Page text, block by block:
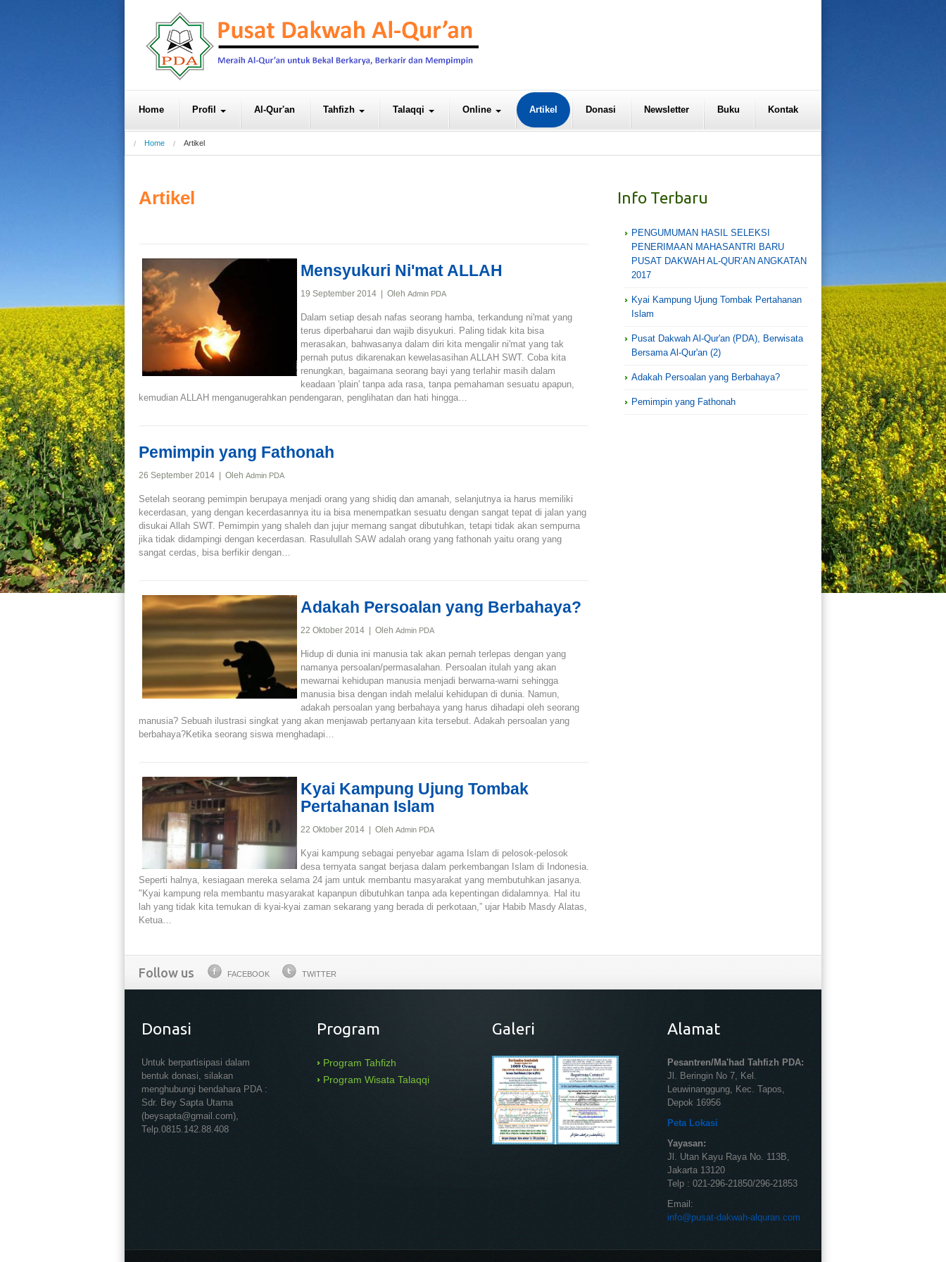
Home Profil Al-Qur'an Tahfizh Talaqqi Online Artikel Donasi Newsletter Buku Kontak
Home Artikel
Artikel
Mensyukuri Ni'mat ALLAH
19 September 2014 | Oleh Admin PDA
Dalam setiap desah nafas seorang hamba, terkandung ni'mat yang
terus diperbaharui dan wajib disyukuri. Paling tidak kita bisa
merasakan, bahwasanya dalam diri kita mengalir ni'mat yang tak
pernah putus dikarenakan kewelasasihan ALLAH SWT. Coba kita
renungkan, bagaimana seorang bayi yang terlahir masih dalam
keadaan 'plain' tanpa ada rasa, tanpa pemahaman sesuatu apapun,
kemudian ALLAH menganugerahkan pendengaran, penglihatan dan hati hingga…
Pemimpin yang Fathonah
26 September 2014 | Oleh Admin PDA
Setelah seorang pemimpin berupaya menjadi orang yang shidiq dan amanah, selanjutnya ia harus memiliki
kecerdasan, yang dengan kecerdasannya itu ia bisa menempatkan sesuatu dengan sangat tepat di jalan yang
disukai Allah SWT. Pemimpin yang shaleh dan jujur memang sangat dibutuhkan, tetapi tidak akan sempurna
jika tidak didampingi dengan kecerdasan. Rasulullah SAW adalah orang yang fathonah yaitu orang yang
sangat cerdas, bisa berfikir dengan…
Adakah Persoalan yang Berbahaya?
22 Oktober 2014 | Oleh Admin PDA
Hidup di dunia ini manusia tak akan pernah terlepas dengan yang
namanya persoalan/permasalahan. Persoalan itulah yang akan
mewarnai kehidupan manusia menjadi berwarna-warni sehingga
manusia bisa dengan indah melalui kehidupan di dunia. Namun,
adakah persoalan yang berbahaya yang harus dihadapi oleh seorang
manusia? Sebuah ilustrasi singkat yang akan menjawab pertanyaan kita tersebut. Adakah persoalan yang
berbahaya?Ketika seorang siswa menghadapi…
Kyai Kampung Ujung Tombak
Pertahanan Islam
22 Oktober 2014 | Oleh Admin PDA
Kyai kampung sebagai penyebar agama Islam di pelosok-pelosok
desa ternyata sangat berjasa dalam perkembangan Islam di Indonesia.
Seperti halnya, kesiagaan mereka selama 24 jam untuk membantu masyarakat yang membutuhkan jasanya.
"Kyai kampung rela membantu masyarakat kapanpun dibutuhkan tanpa ada kepentingan didalamnya. Hal itu
lah yang tidak kita temukan di kyai-kyai zaman sekarang yang berada di perkotaan,” ujar Habib Masdy Alatas,
Ketua…
Info Terbaru
PENGUMUMAN HASIL SELEKSI
PENERIMAAN MAHASANTRI BARU
PUSAT DAKWAH AL-QUR’AN ANGKATAN
2017
Kyai Kampung Ujung Tombak Pertahanan
Islam
Pusat Dakwah Al-Qur'an (PDA), Berwisata
Bersama Al-Qur'an (2)
Adakah Persoalan yang Berbahaya?
Pemimpin yang Fathonah
Follow us FACEBOOK TWITTER
Donasi
Untuk berpartisipasi dalam
bentuk donasi, silakan
menghubungi bendahara PDA :
Sdr. Bey Sapta Utama
(beysapta@gmail.com),
Telp.0815.142.88.408
Program
Program Tahfizh
Program Wisata Talaqqi
Galeri Alamat
Pesantren/Ma'had Tahfizh PDA:
Jl. Beringin No 7, Kel.
Leuwinanggung, Kec. Tapos,
Depok 16956
Peta Lokasi
Yayasan:
Jl. Utan Kayu Raya No. 113B,
Jakarta 13120
Telp : 021-296-21850/296-21853
Email:
info@pusat-dakwah-alquran.com